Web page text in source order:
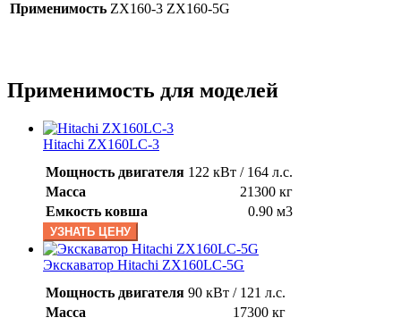
Применимость ZX160-3 ZX160-5G
Применимость для моделей
Hitachi ZX160LC-3
Мощность двигателя 122 кВт / 164 л.с.
Масса
21300 кг
Емкость ковша
0.90 м3
УЗНАТЬ ЦЕНУ
Экскаватор Hitachi ZX160LC-5G
Мощность двигателя 90 кВт / 121 л.с.
Масса
17300 кг